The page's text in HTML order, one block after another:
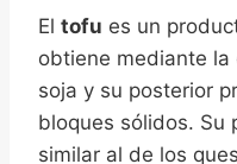
El tofu es un
obtiene mediante la
soja y su posterior
bloques sólidos. Su
similar al de los